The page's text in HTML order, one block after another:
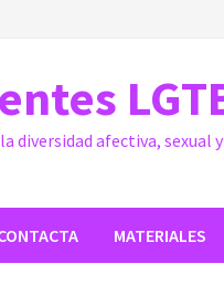
diversidad afectiva, sexual
MATERIALES